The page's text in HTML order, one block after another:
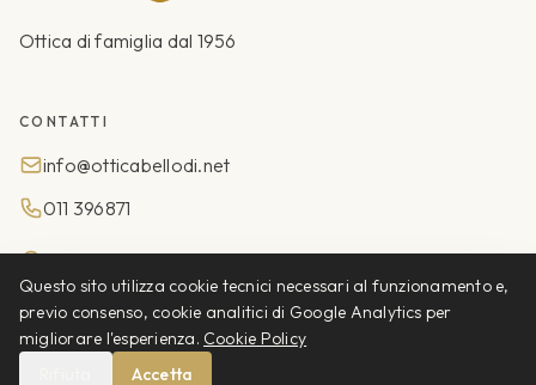
Ottica di famiglia dal 1956
CONTATTI
info@otticabellodi.net
011 396871
C.so Giovanni Agnelli 104/B
Torino
Questo sito utilizza cookie tecnici necessari al funzionamento e,
previo consenso, cookie analitici di Google Analytics per
migliorare l'esperienza. Cookie Policy
Accetta